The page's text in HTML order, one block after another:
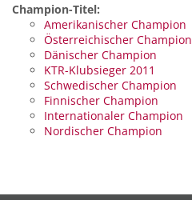
Champion-Titel:
Amerikanischer Champion
Österreichischer Champion
Dänischer Champion
KTR-Klubsieger 2011
Schwedischer Champion
Finnischer Champion
Internationaler Champion
Nordischer Champion